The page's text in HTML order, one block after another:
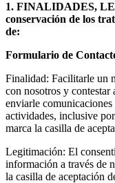
1. FINALIDADES,
conservación de los
de:
Formulario de
Finalidad: Facilitarle un
con nosotros y
enviarle
actividades, inclusive
marca la casilla de
Legitimación: El
información a través de
la casilla de aceptación